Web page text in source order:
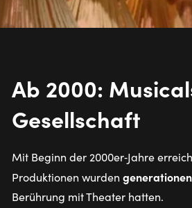
Ab 2000:
Gesellschaft
Mit Beginn der 2000er‑Jahre
Produktionen wurden
Berührung mit Theater hatten.